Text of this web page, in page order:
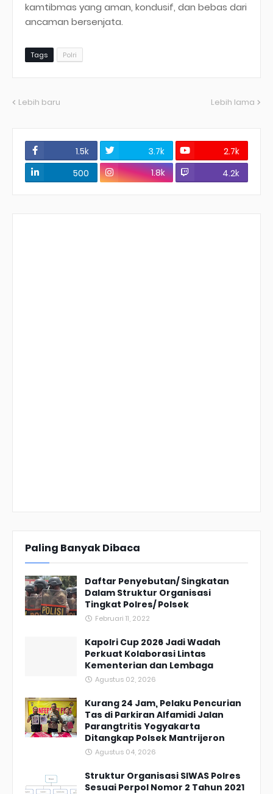
kamtibmas yang aman, kondusif, dan bebas dari
ancaman bersenjata.
Tags Polri
Lebih baru Lebih lama
1.5k 3.7k
2.7k
500
1.8k 4.2k
Paling Banyak Dibaca
Daftar Penyebutan/ Singkatan
Dalam Struktur Organisasi
Tingkat Polres/ Polsek
Februari 11, 2022
Kapolri Cup 2026 Jadi Wadah
Perkuat Kolaborasi Lintas
Kementerian dan Lembaga
Agustus 02, 2026
Kurang 24 Jam, Pelaku Pencurian
Tas di Parkiran Alfamidi Jalan
Parangtritis Yogyakarta
Ditangkap Polsek Mantrijeron
Agustus 04, 2026
Struktur Organisasi SIWAS Polres
Sesuai Perpol Nomor 2 Tahun 2021